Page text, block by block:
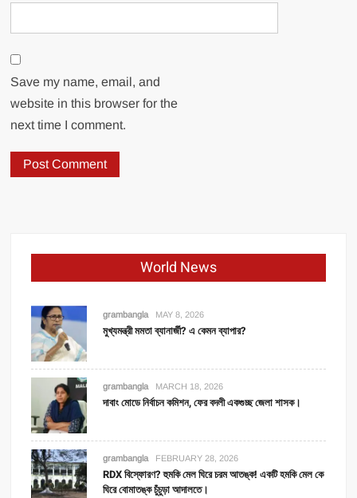
Save my name, email, and
website in this browser for the
next time I comment.
World News
grambangla MAY 8, 2026
মুখ্যমন্ত্রী মমতা ব্যানার্জী? এ কেমন ব্যাপার?
grambangla MARCH 18, 2026
দাবাং মোডে নির্বাচন কমিশন, ফের বদলী একগুচ্ছ জেলা শাসক।
grambangla FEBRUARY 28, 2026
RDX বিস্ফোরণ? হুমকি মেল ঘিরে চরম আতঙ্ক! একটি হমকি মেল কে
ঘিরে বোমাতঙ্ক চুঁচুড়া আদালতে।